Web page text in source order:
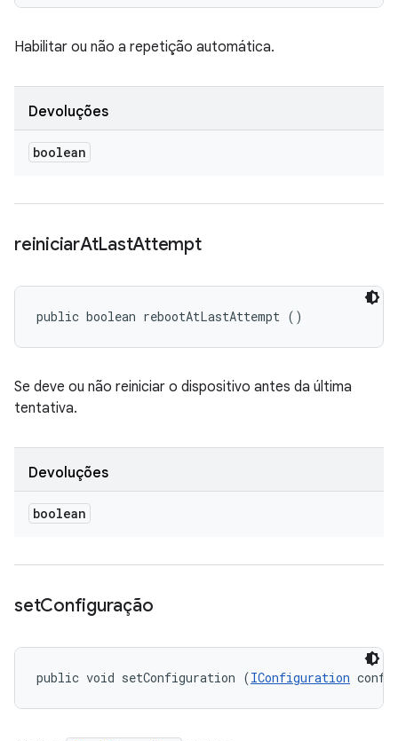
Habilitar ou não a repetição automática.
Devoluções
boolean
reiniciarAtLastAttempt
public boolean rebootAtLastAttempt ()
Se deve ou não reiniciar o dispositivo antes da última
tentativa.
Devoluções
boolean
setConfiguração
public void setConfiguration (IConfiguration